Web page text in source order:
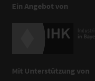
Ein Angebot von
Mit Unterstützung von